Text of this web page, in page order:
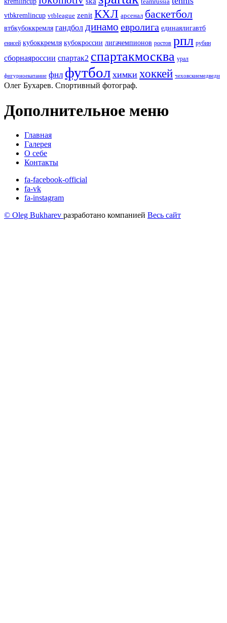
teamrussia
vtbkremlincup vtbleague zenit КХЛ арсенал баскетбол
втбкубоккремля гандбол динамо евролига единаялигавтб
енисей кубоккремля кубокроссии лигачемпионов ростов рпл рубин
сборнаяроссии спартак2 спартакмосква урал
фигурноекатание фнл футбол химки хоккей чеховскиемедведи
Олег Бухарев. Спортивный фотограф.
Дополнительное меню
Главная
Галерея
О себе
Контакты
fa-facebook-official
fa-vk
fa-instagram
© Oleg Bukharev разработано компанией Весь сайт